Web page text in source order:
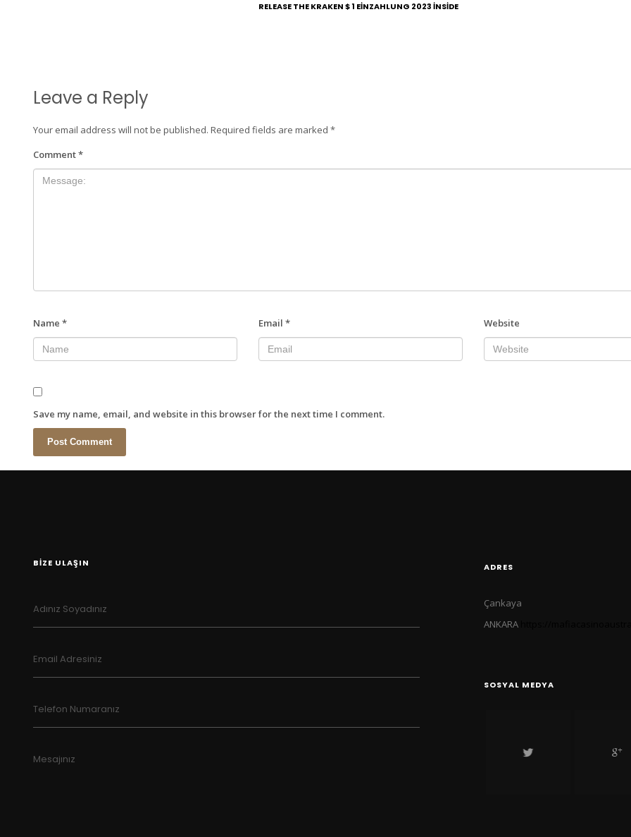
RELEASE THE KRAKEN $ 1 EINZAHLUNG 2023 INSIDE
Leave a Reply
Your email address will not be published. Required fields are marked *
Comment*
Name * Email * Website
Save my name, email, and website in this browser for the next time I comment.
BİZE ULAŞIN
Adınız Soyadınız
Email Adresiniz
Telefon Numaranız
Mesajınız
ADRES
Çankaya
ANKARA
SOSYAL MEDYA